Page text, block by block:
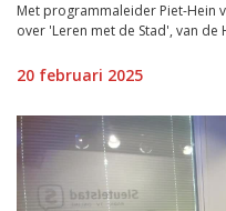
Met programmaleider Piet-Hein
over 'Leren met de Stad', van de
20 februari 2025